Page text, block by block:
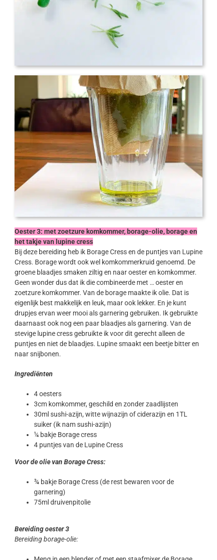
Oester 3: met zoetzure komkommer, borage-olie, borage en
het takje van lupine cress
Bij deze bereiding heb ik Borage Cress en de puntjes van Lupine
Cress. Borage wordt ook wel komkommerkruid genoemd. De
groene blaadjes smaken ziltig en naar oester en komkommer.
Geen wonder dus dat ik die combineerde met … oester en
zoetzure komkommer. Van de borage maakte ik olie. Dat is
eigenlijk best makkelijk en leuk, maar ook lekker. En je kunt
drupjes ervan weer mooi als garnering gebruiken. Ik gebruikte
daarnaast ook nog een paar blaadjes als garnering. Van de
stevige lupine cress gebruikte ik voor dit gerecht alleen de
puntjes en niet de blaadjes. Lupine smaakt een beetje bitter en
naar snijbonen.
Ingrediënten
4 oesters
3cm komkommer, geschild en zonder zaadlijsten
30ml sushi-azijn, witte wijnazijn of ciderazijn en 1TL
suiker (ik nam sushi-azijn)
¼ bakje Borage cress
4 puntjes van de Lupine Cress
Voor de olie van Borage Cress:
¾ bakje Borage Cress (de rest bewaren voor de
garnering)
75ml druivenpitolie
Bereiding oester 3
Bereiding borage-olie: